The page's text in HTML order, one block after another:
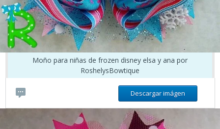
Moño para niñas de frozen disney elsa y ana por
RoshelysBowtique
Descargar imágen